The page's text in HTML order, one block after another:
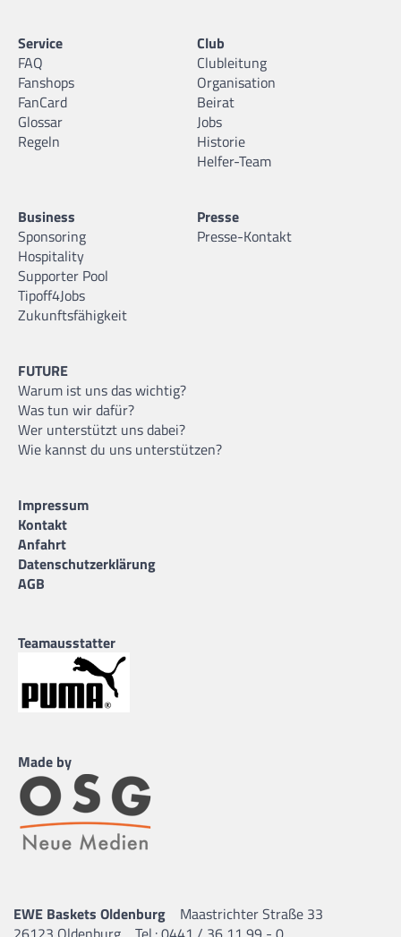
Service
FAQ
Fanshops
FanCard
Glossar
Regeln
Club
Clubleitung
Organisation
Beirat
Jobs
Historie
Helfer-Team
Business
Sponsoring
Hospitality
Supporter Pool
Tipoff4Jobs
Zukunftsfähigkeit
Presse
Presse-Kontakt
FUTURE
Warum ist uns das wichtig?
Was tun wir dafür?
Wer unterstützt uns dabei?
Wie kannst du uns unterstützen?
Impressum
Kontakt
Anfahrt
Datenschutzerklärung
AGB
Teamausstatter
Made by
EWE Baskets Oldenburg
Maastrichter Straße 33